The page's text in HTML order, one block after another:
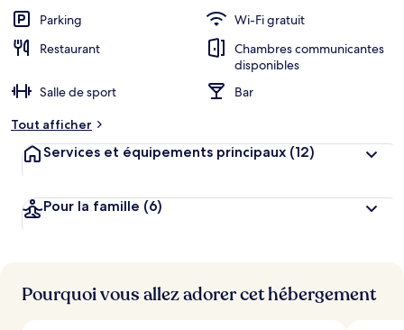
Parking
Wi-Fi gratuit
Restaurant
Chambres communicantes
disponibles
Salle de sport
Bar
Tout afficher
Services et équipements principaux (12)
Pour la famille (6)
Pourquoi vous allez adorer cet hébergement